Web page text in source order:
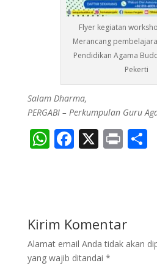
Flyer kegiatan
Merancang
Pendidikan Agama
Pekerti
Salam Dharma,
PERGABI – Perkumpulan Guru
W
A
p
p
F
o
o
k
X PrS
Kirim Komentar
Alamat email Anda tidak akan
yang wajib ditandai *